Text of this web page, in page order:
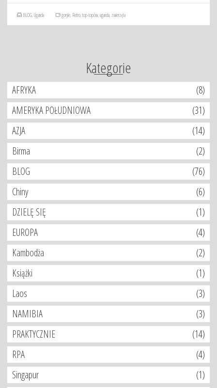
BLOG,Uganda goryle, Retro,top-topów,uganda, zwierzęta
Kategorie
AFRYKA
(8)
AMERYKA POŁUDNIOWA
(31)
AZJA
(14)
Birma
(2)
BLOG
(76)
Chiny
(6)
DZIELĘ SIĘ
(1)
EUROPA
(4)
Kambodża
(2)
Książki
(1)
Laos
(3)
NAMIBIA
(3)
PRAKTYCZNIE
(14)
RPA
(4)
Singapur
(1)